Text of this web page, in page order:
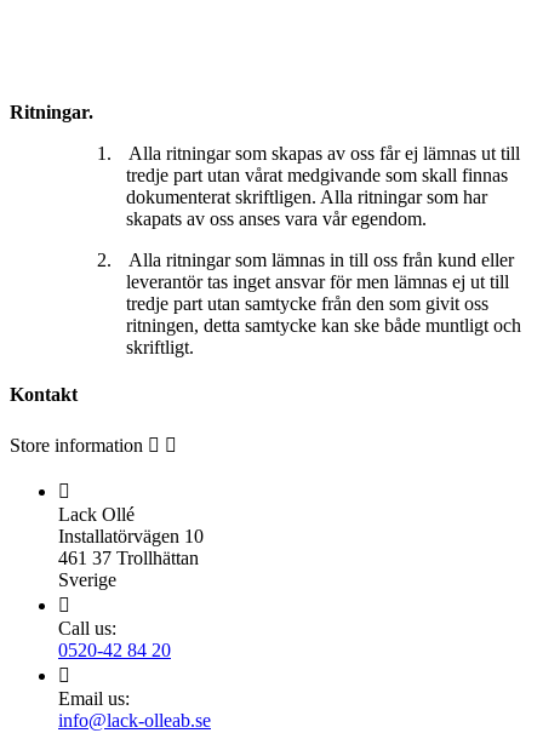
Ritningar.
1.
Alla ritningar som skapas av oss får ej lämnas ut till
tredje part utan vårat medgivande som skall finnas
dokumenterat skriftligen. Alla ritningar som har
skapats av oss anses vara vår egendom.
2.
Alla ritningar som lämnas in till oss från kund eller
leverantör tas inget ansvar för men lämnas ej ut till
tredje part utan samtycke från den som givit oss
ritningen, detta samtycke kan ske både muntligt och
skriftligt.
Kontakt
Store information  

Lack Ollé
Installatörvägen 10
461 37 Trollhättan
Sverige

Call us:
0520-42 84 20

Email us:
info@lack-olleab.se